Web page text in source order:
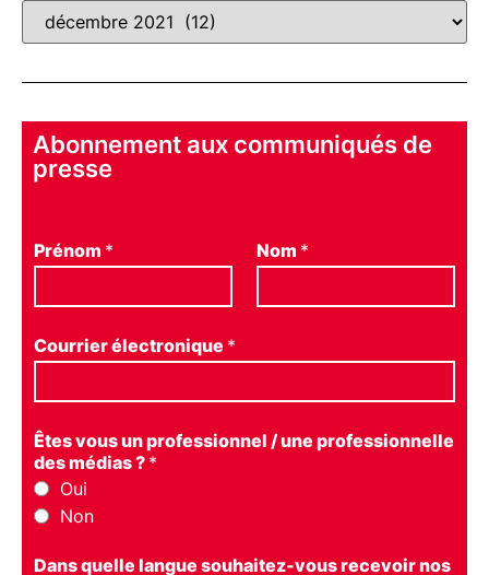
Abonnement aux communiqués de
presse
Prénom * Nom *
Courrier électronique *
Êtes vous un professionnel / une professionnelle
des médias ? *
Oui
Non
Dans quelle langue souhaitez-vous recevoir nos